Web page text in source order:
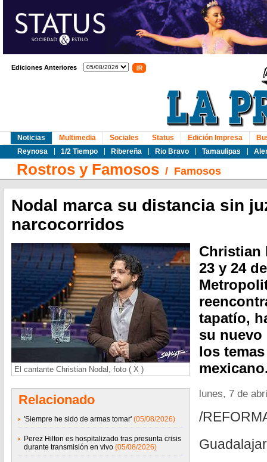
Ediciones Anteriores
Noticias
Reynosa
1/2 Tiempo Ribereña Rio Bravo Tamaulipas
Multimedia Sociales Status Edición Impresa
Rostros y Famosos / Famosos
Nodal marca su distancia sin
narcocorridos
El cantante Christian Nodal, foto ( X )
Relacionado
'Siempre he sido de armas tomar' (05/08/2026)
Perez Hilton es hospitalizado tras presunta crisis
durante transmisión en vivo (05/08/2026)
Christian
23 y 24
tapatío,
su nuevo
los
lunes, 7 de
/